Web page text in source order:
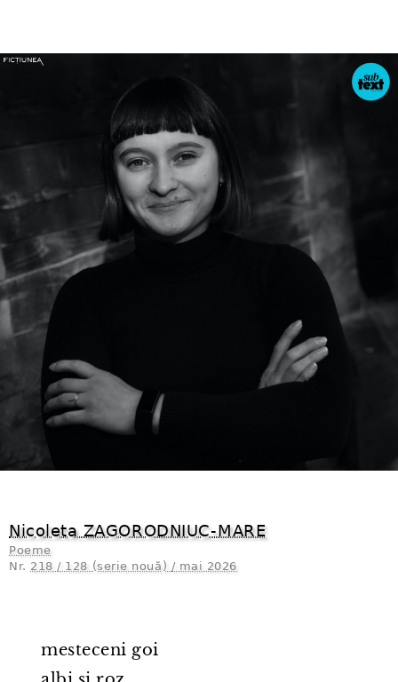
Nicoleta ZAGORODNIUC⁠-⁠MARE
Poeme
Nr. 218 / 128 (serie nouă) / mai 2026
mesteceni goi